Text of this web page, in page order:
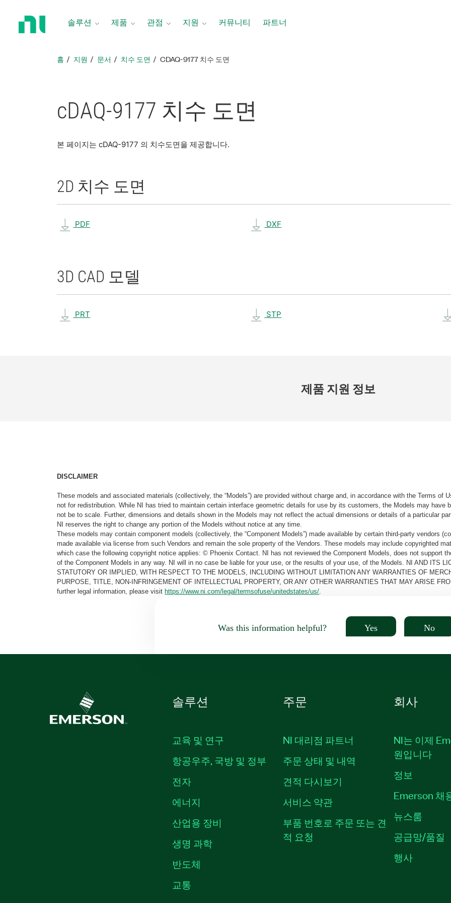
솔루션 제품 관점 지원 커뮤니티 파트너
홈 지원 문서 치수 도면 CDAQ-9177 치수 도면
cDAQ-9177 치수 도면
본 페이지는 cDAQ-9177 의 치수도면을 제공합니다.
2D 치수 도면
PDF DXF
3D CAD 모델
PRT STP
제품 지원 정보
DISCLAIMER
These models and associated materials (collectively, the “Models”) are provided without charge and, in accordance with the Terms of
not for redistribution. While NI has tried to maintain certain interface geometric details for use by its customers, the Models may have
not be to scale. Further, dimensions and details shown in the Models may not reflect the actual dimensions or details of a particular
NI reserves the right to change any portion of the Models without notice at any time.
These models may contain component models (collectively, the “Component Models”) made available by certain third-party vendors
made available via license from such Vendors and remain the sole property of the Vendors. These models may include copyrighted
which case the following copyright notice applies: © Phoenix Contact. NI has not reviewed the Component Models, does not support
of the Component Models in any way. NI will in no case be liable for your use, or the results of your use, of the Models. NI AND ITS
STATUTORY OR IMPLIED, WITH RESPECT TO THE MODELS, INCLUDING WITHOUT LIMITATION ANY WARRANTIES OF
PURPOSE, TITLE, NON-INFRINGEMENT OF INTELLECTUAL PROPERTY, OR ANY OTHER WARRANTIES THAT MAY ARISE
further legal information, please visithttps://www.ni.com/legal/termsofuse/unitedstates/us/
Was this information helpful? Yes No
솔루션
교육 및 연구
항공우주, 국방 및 정부
전자
에너지
산업용 장비
생명 과학
반도체
교통
주문
NI 대리점 파트너
주문 상태 및 내역
견적 다시보기
서비스 약관
부품 번호로 주문 또는 견
적 요청
회사
NI는 이제
원입니다
정보
Emerson 채
뉴스룸
공급망/품질
행사